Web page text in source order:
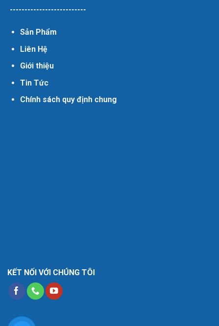
--------------------------
Sản Phẩm
Liên Hệ
Giới thiệu
Tin Tức
Chính sách quy định chung
KẾT NỐI VỚI CHÚNG TÔI